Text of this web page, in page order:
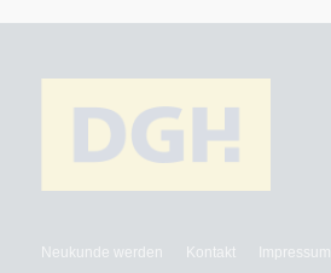
Neukunde werden Kontakt Impressum